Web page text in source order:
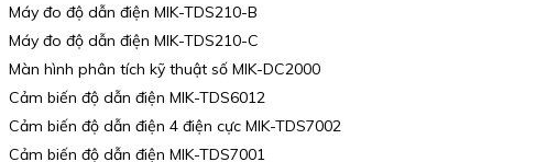
Máy đo độ dẫn điện MIK-TDS210-B
Máy đo độ dẫn điện MIK-TDS210-C
Màn hình phân tích kỹ thuật số MIK-DC2000
Cảm biến độ dẫn điện MIK-TDS6012
Cảm biến độ dẫn điện 4 điện cực MIK-TDS7002
Cảm biến độ dẫn điện MIK-TDS7001